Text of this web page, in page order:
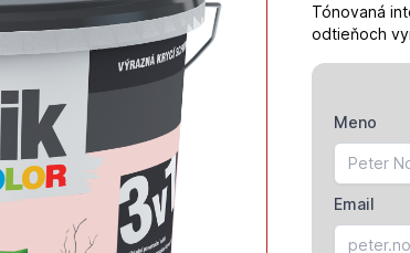
Tónovaná
odtieňoch
Meno
Email